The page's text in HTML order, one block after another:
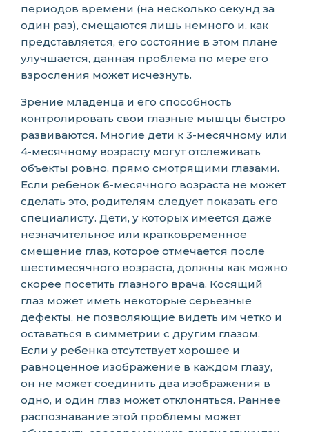
периодов времени (на несколько секунд за
один раз), смещаются лишь немного и, как
представляется, его состояние в этом плане
улучшается, данная проблема по мере его
взросления может исчезнуть.
Зрение младенца и его способность
контролировать свои глазные мышцы быстро
развиваются. Многие дети к 3-месячному или
4-месячному возрасту могут отслеживать
объекты ровно, прямо смотрящими глазами.
Если ребенок 6-месячного возраста не может
сделать это, родителям следует показать его
специалисту. Дети, у которых имеется даже
незначительное или кратковременное
смещение глаз, которое отмечается после
шестимесячного возраста, должны как можно
скорее посетить глазного врача. Косящий
глаз может иметь некоторые серьезные
дефекты, не позволяющие видеть им четко и
оставаться в симметрии с другим глазом.
Если у ребенка отсутствует хорошее и
равноценное изображение в каждом глазу,
он не может соединить два изображения в
одно, и один глаз может отклоняться. Раннее
распознавание этой проблемы может